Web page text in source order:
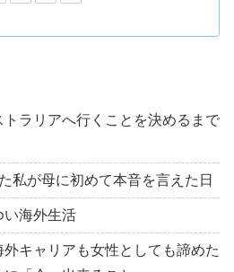
トラリアへ行くことを決めるまで
私が母に初めて本音を言えた日
い海外生活
キャリアも女性としても諦めた